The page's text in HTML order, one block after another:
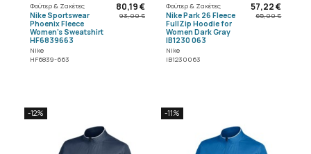
Φούτερ & Ζακέτες
Nike Sportswear
Phoenix Fleece
Women's Sweatshirt
HF6839663
Nike
HF6839-663
80,19 €
93,00 €
Φούτερ & Ζακέτες
Nike Park 26 Fleece
FullZip Hoodie for
Women Dark Gray
IB1230 063
Nike
IB1230063
57,22 €
65,00 €
-12% -11%